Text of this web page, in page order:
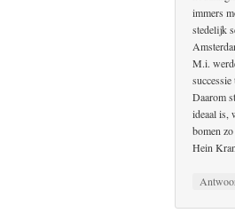
immers
stedelijk
M.i.
Daarom
ideaal is,
bomen
Hein